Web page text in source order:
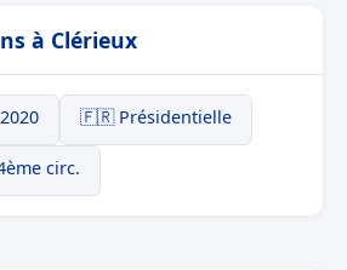
à Clérieux
🇫🇷 Présidentielle
circ.